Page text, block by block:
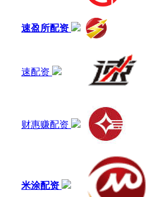
速盈所配资
速配资
财惠赚配资
米涂配资